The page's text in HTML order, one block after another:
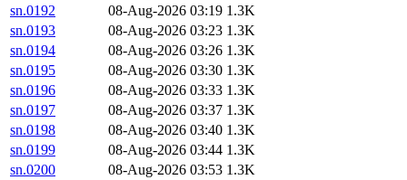
sn.0192
08-Aug-2026 03:19 1.3K
sn.0193
08-Aug-2026 03:23 1.3K
sn.0194
08-Aug-2026 03:26 1.3K
sn.0195
08-Aug-2026 03:30 1.3K
sn.0196
08-Aug-2026 03:33 1.3K
sn.0197
08-Aug-2026 03:37 1.3K
sn.0198
08-Aug-2026 03:40 1.3K
sn.0199
08-Aug-2026 03:44 1.3K
sn.0200
08-Aug-2026 03:53 1.3K